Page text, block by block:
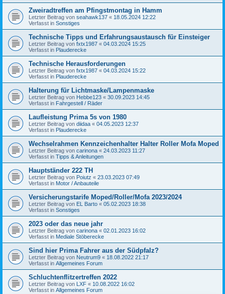
Zweiradtreffen am Pfingstmontag in Hamm
Letzter Beitrag von seahawk137 « 18.05.2024 12:22
Verfasst in Sonstiges
Technische Tipps und Erfahrungsaustausch für Einsteiger
Letzter Beitrag von fxtx1987 « 04.03.2024 15:25
Verfasst in Plauderecke
Technische Herausforderungen
Letzter Beitrag von fxtx1987 « 04.03.2024 15:22
Verfasst in Plauderecke
Halterung für Lichtmaske/Lampenmaske
Letzter Beitrag von Hebbe123 « 30.09.2023 14:45
Verfasst in Fahrgestell / Räder
Laufleistung Prima 5s von 1980
Letzter Beitrag von diidaa « 04.05.2023 12:37
Verfasst in Plauderecke
Wechselrahmen Kennzeichenhalter Halter Roller Mofa Moped
Letzter Beitrag von carinona « 24.03.2023 11:27
Verfasst in Tipps & Anleitungen
Hauptständer 222 TH
Letzter Beitrag von Poiutz « 23.03.2023 07:49
Verfasst in Motor / Anbauteile
Versicherungstarife Moped/Roller/Mofa 2023/2024
Letzter Beitrag von EL Barto « 05.02.2023 18:38
Verfasst in Sonstiges
2023 oder das neue jahr
Letzter Beitrag von carinona « 02.01.2023 16:02
Verfasst in Mediale Stöberecke
Sind hier Prima Fahrer aus der Südpfalz?
Letzter Beitrag von Neutrum9 « 18.08.2022 21:17
Verfasst in Allgemeines Forum
Schluchtenflitzertreffen 2022
Letzter Beitrag von LXF « 10.08.2022 16:02
Verfasst in Allgemeines Forum